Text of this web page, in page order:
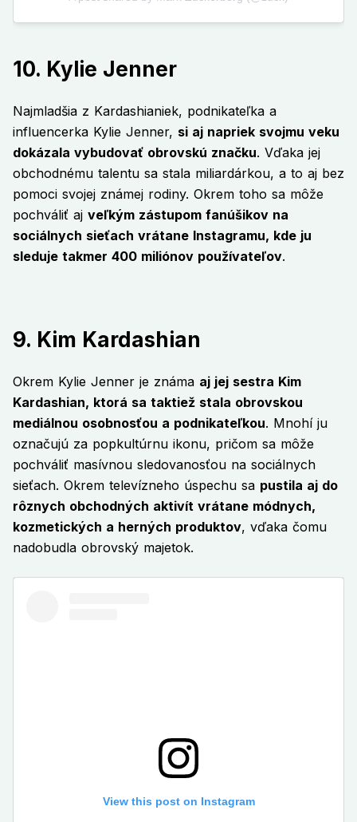
10. Kylie Jenner
Najmladšia z Kardashianiek, podnikateľka a
influencerka Kylie Jenner, si aj napriek svojmu veku
dokázala vybudovať obrovskú značku. Vďaka jej
obchodnému talentu sa stala miliardárkou, a to aj bez
pomoci svojej známej rodiny. Okrem toho sa môže
pochváliť aj veľkým zástupom fanúšikov na
sociálnych sieťach vrátane Instagramu, kde ju
sleduje takmer 400 miliónov používateľov.
9. Kim Kardashian
Okrem Kylie Jenner je známa aj jej sestra Kim
Kardashian, ktorá sa taktiež stala obrovskou
mediálnou osobnosťou a podnikateľkou. Mnohí ju
označujú za popkultúrnu ikonu, pričom sa môže
pochváliť masívnou sledovanosťou na sociálnych
sieťach. Okrem televízneho úspechu sa pustila aj do
rôznych obchodných aktivít vrátane módnych,
kozmetických a herných produktov, vďaka čomu
nadobudla obrovský majetok.